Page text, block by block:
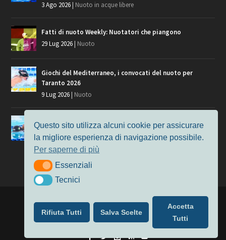
3 Ago 2026 Nuoto in acque libere
Fatti di nuoto Weekly: Nuotatori che piangono
29 Lug 2026 Nuoto
Giochi del Mediterraneo, i convocati del nuoto per
Taranto 2026
9 Lug 2026 Nuoto
Europei di Nuoto Parigi 2026: fra veterani e giovani, chi
manca?
7 Lug 2026
Nuoto
| Alimentato da
Nuoto
MasterS Podcast Il Nuoto in Cifre
Privacy & Cookie Policy
Questo sito utilizza alcuni cookie per assicurare
la migliore esperienza di navigazione possibile.
Per saperne di più
EssenzialiEssenziali
TecniciTecnici
Rifiuta Tutti Salva Scelte
Accetta
Tutti